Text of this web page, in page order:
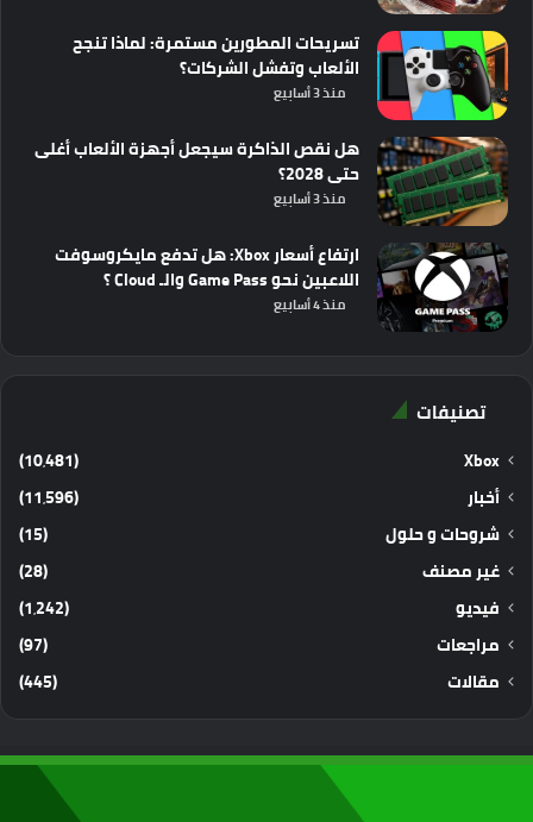
تسريحات المطورين مستمرة: لماذا تنجح
الألعاب وتفشل الشركات؟
منذ 3 أسابيع
هل نقص الذاكرة سيجعل أجهزة الألعاب أغلى
حتى 2028؟
منذ 3 أسابيع
ارتفاع أسعار Xbox: هل تدفع مايكروسوفت
اللاعبين نحو Game Pass والـ Cloud ؟
منذ 4 أسابيع
تصنيفات
Xbox
(10٬481)
أخبار
(11٬596)
شروحات و حلول
(15)
غير مصنف
(28)
فيديو
(1٬242)
مراجعات
(97)
مقالات
(445)